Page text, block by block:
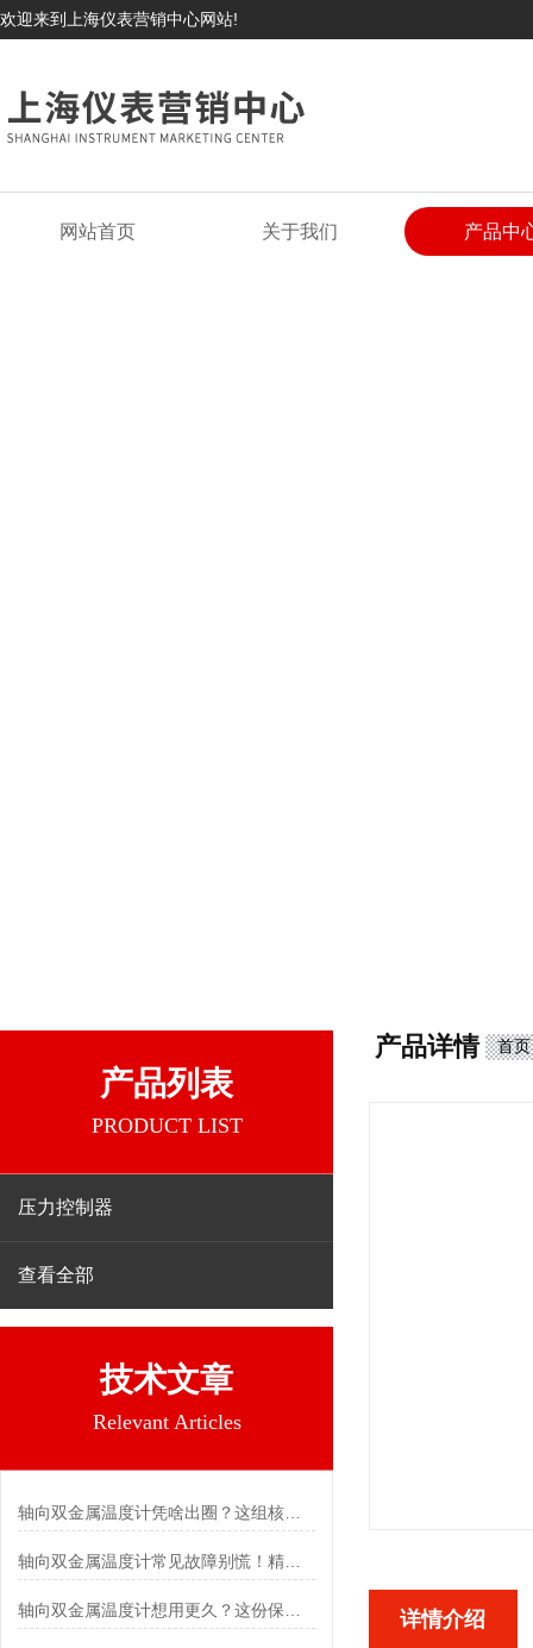
欢迎来到上海仪表营销中心网站!
网站首页 关于我们 产品中
产品列表
PRODUCT LIST
压力控制器
查看全部
技术文章
Relevant Articles
轴向双金属温度计凭啥出圈？这组核心特点给出了答案
轴向双金属温度计常见故障别慌！精准定位，轻松搞定难题
产品详情 首页
详情介绍